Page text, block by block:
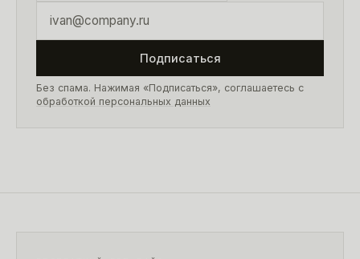
Подписаться
Без спама. Нажимая «Подписаться», соглашаетесь с
обработкой персональных данных